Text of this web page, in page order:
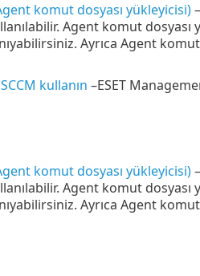
komut dosyası yükleyicisi)
Agent komut
Ayrıca Agent
kullanın –ESET
komut dosyası yükleyicisi)
Agent komut
Ayrıca Agent